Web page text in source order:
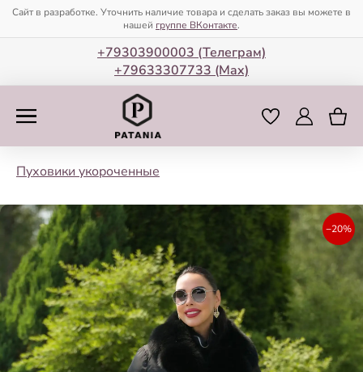
Сайт в разработке. Уточнить наличие товара и сделать заказ вы можете в
нашей группе ВКонтакте.
+79303900003 (Телеграм)
+79633307733 (Мax)
Пуховики укороченные
−20%